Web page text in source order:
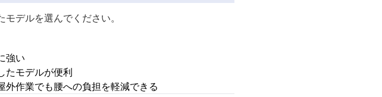
モデルを選んでください。
強い
たモデルが便利
作業でも腰への負担を軽減できる